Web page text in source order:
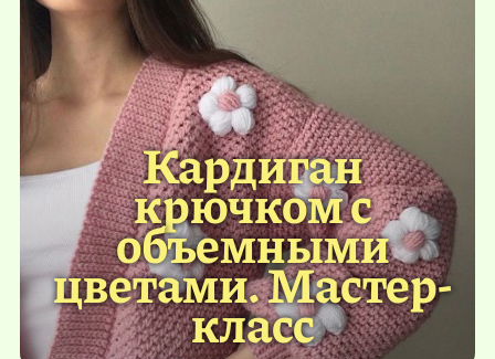
Кардиган
крючком с
объемными
цветами. Мастер-
класс